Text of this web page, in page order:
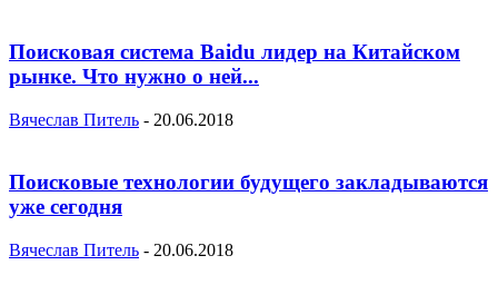
Поисковая система Baidu лидер на Китайском
рынке. Что нужно о ней...
Вячеслав Питель - 20.06.2018
Поисковые технологии будущего закладываются
уже сегодня
Вячеслав Питель - 20.06.2018